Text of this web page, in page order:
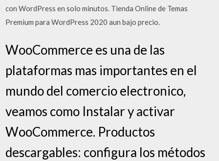
con WordPress en solo minutos. Tienda Online de Temas
Premium para WordPress 2020 aun bajo precio.
WooCommerce es una de las
plataformas mas importantes en el
mundo del comercio electronico,
veamos como Instalar y activar
WooCommerce. Productos
descargables: configura los métodos